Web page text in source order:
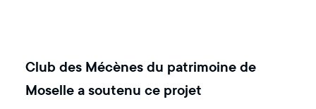
Club des Mécènes du patrimoine de
Mosellea soutenu ce projet